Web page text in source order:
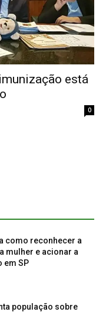
está
0
como reconhecer a
mulher e acionar a
em SP
população sobre